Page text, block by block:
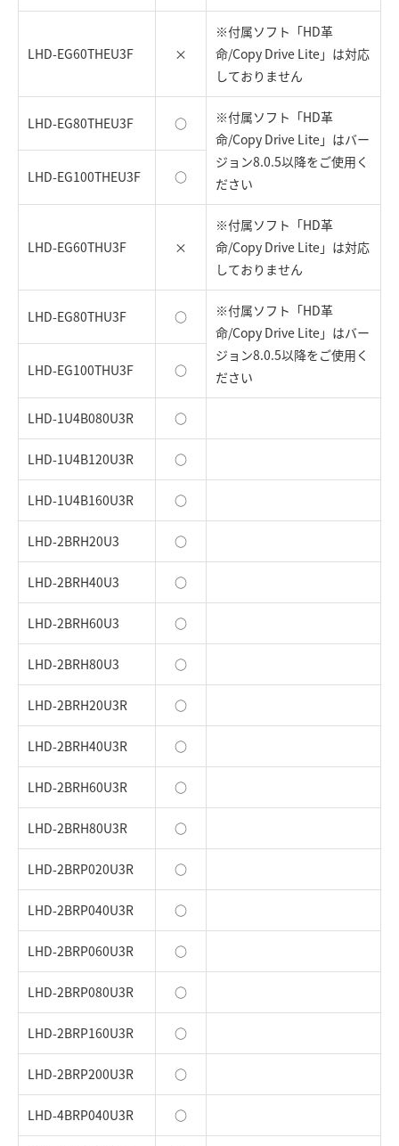
LHD-EG60THEU3F ×
※付属ソフト「HD革
命/Copy Drive Lite」は対応
しておりません
LHD-EG80THEU3F ○
※付属ソフト「HD革
命/Copy Drive Lite」はバー
ジョン8.0.5以降をご使用く
ださい
LHD-EG100THEU3F ○
LHD-EG60THU3F ×
※付属ソフト「HD革
命/Copy Drive Lite」は対応
しておりません
LHD-EG80THU3F ○
※付属ソフト「HD革
命/Copy Drive Lite」はバー
ジョン8.0.5以降をご使用く
ださい
LHD-EG100THU3F ○
LHD-1U4B080U3R ○
LHD-1U4B120U3R ○
LHD-1U4B160U3R ○
LHD-2BRH20U3 ○
LHD-2BRH40U3 ○
LHD-2BRH60U3 ○
LHD-2BRH80U3 ○
LHD-2BRH20U3R ○
LHD-2BRH40U3R ○
LHD-2BRH60U3R ○
LHD-2BRH80U3R ○
LHD-2BRP020U3R ○
LHD-2BRP040U3R ○
LHD-2BRP060U3R ○
LHD-2BRP080U3R ○
LHD-2BRP160U3R ○
LHD-2BRP200U3R ○
LHD-4BRP040U3R ○